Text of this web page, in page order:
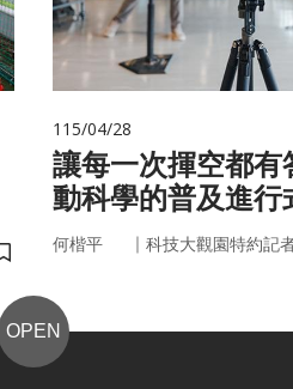
儲存書籤
115/04/28
讓每一次揮空都
動科學的普及進行
何楷平 ｜ 科技大觀園特約記
OPEN